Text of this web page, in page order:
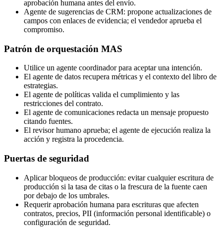
aprobación humana antes del envío.
Agente de sugerencias de CRM: propone actualizaciones de
campos con enlaces de evidencia; el vendedor aprueba el
compromiso.
Patrón de orquestación MAS
Utilice un agente coordinador para aceptar una intención.
El agente de datos recupera métricas y el contexto del libro de
estrategias.
El agente de políticas valida el cumplimiento y las
restricciones del contrato.
El agente de comunicaciones redacta un mensaje propuesto
citando fuentes.
El revisor humano aprueba; el agente de ejecución realiza la
acción y registra la procedencia.
Puertas de seguridad
Aplicar bloqueos de producción: evitar cualquier escritura de
producción si la tasa de citas o la frescura de la fuente caen
por debajo de los umbrales.
Requerir aprobación humana para escrituras que afecten
contratos, precios, PII (información personal identificable) o
configuración de seguridad.